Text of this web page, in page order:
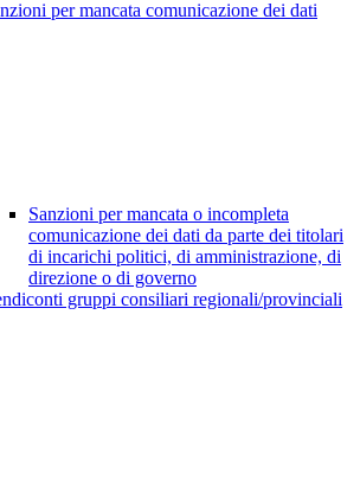
per mancata comunicazione dei dati
Sanzioni per mancata o incompleta
comunicazione dei dati da parte dei titolari
di incarichi politici, di amministrazione, di
direzione o di governo
gruppi consiliari regionali/provinciali